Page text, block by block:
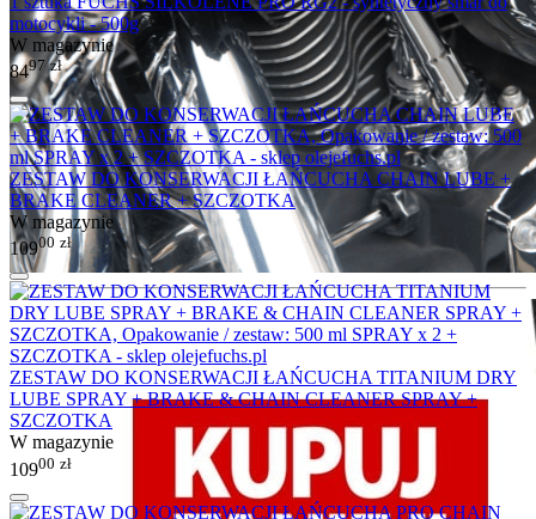
motocykli - 500g
W magazynie
8497 zł
ZESTAW DO KONSERWACJI ŁAŃCUCHA CHAIN LUBE +
BRAKE CLEANER + SZCZOTKA
W magazynie
10900 zł
ZESTAW DO KONSERWACJI ŁAŃCUCHA TITANIUM DRY
LUBE SPRAY + BRAKE & CHAIN CLEANER SPRAY +
SZCZOTKA
W magazynie
10900 zł